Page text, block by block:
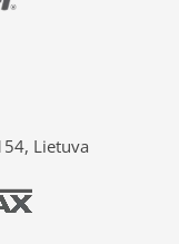
Lietuva